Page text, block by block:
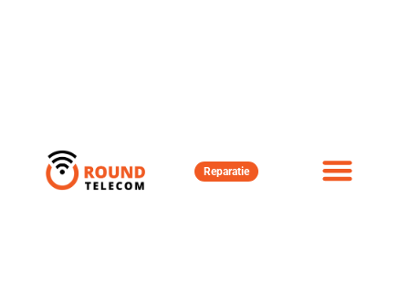
Reparatie